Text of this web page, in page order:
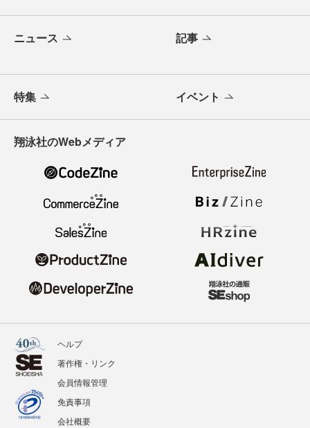
ニュース 記事
特集 イベント
翔泳社のWebメディア
ヘルプ
著作権・リンク
会員情報管理
免責事項
会社概要